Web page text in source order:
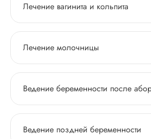
Лечение вагинита и кольпита
Лечение молочницы
Ведение беременности после
Ведение поздней беременности